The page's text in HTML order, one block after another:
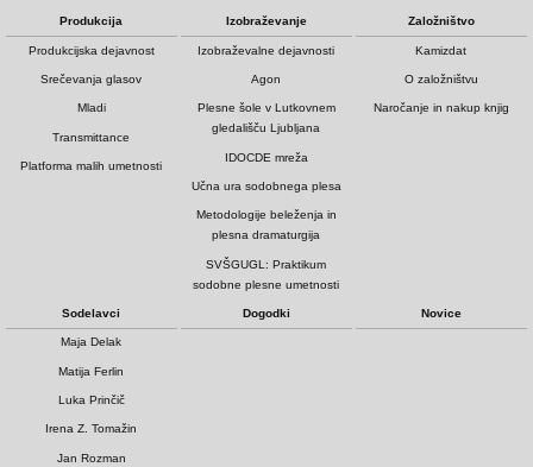
Produkcija
Produkcijska dejavnost
Srečevanja glasov
Mladi
Transmittance
Platforma malih umetnosti
Izobraževanje
Izobraževalne dejavnosti
Agon
Plesne šole v Lutkovnem
gledališču Ljubljana
IDOCDE mreža
Učna ura sodobnega plesa
Metodologije beleženja in
plesna dramaturgija
SVŠGUGL: Praktikum
sodobne plesne umetnosti
Založništvo
Kamizdat
O založništvu
Naročanje in nakup knjig
Sodelavci
Maja Delak
Matija Ferlin
Luka Prinčič
Irena Z. Tomažin
Jan Rozman
Dogodki Novice